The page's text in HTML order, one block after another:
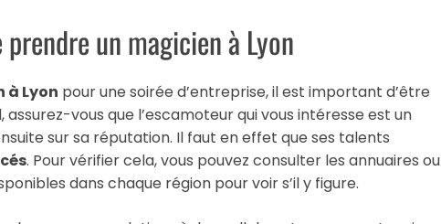
un magicien à Lyon
à Lyon pour une soirée d’entreprise, il est important d’être
vous que l’escamoteur qui vous intéresse est un
sur sa réputation. Il faut en effet que ses talents
. Pour vérifier cela, vous pouvez consulter les annuaires ou
dans chaque région pour voir s’il y figure.